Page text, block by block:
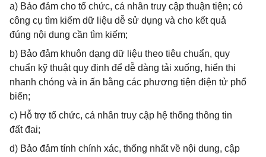
a) Bảo đảm cho tổ chức, cá nhân truy cập thuận tiện; có
công cụ tìm kiếm dữ liệu dễ sử dụng và cho kết quả
đúng nội dung cần tìm kiếm;
b) Bảo đảm khuôn dạng dữ liệu theo tiêu chuẩn, quy
chuẩn kỹ thuật quy định để dễ dàng tải xuống, hiển thị
nhanh chóng và in ấn bằng các phương tiện điện tử phổ
biến;
c) Hỗ trợ tổ chức, cá nhân truy cập hệ thống thông tin
đất đai;
d) Bảo đảm tính chính xác, thống nhất về nội dung, cập